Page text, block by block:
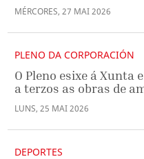
MÉRCORES, 27 MAI2026
PLENO DA CORPORACIÓN
O Pleno esixe á Xunta
a terzos as obras de
LUNS, 25 MAI2026
DEPORTES